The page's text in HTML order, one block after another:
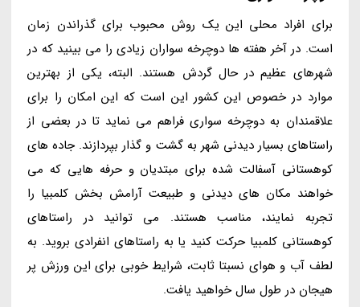
برای افراد محلی این یک روش محبوب برای گذراندن زمان
است. در آخر هفته ها دوچرخه سواران زیادی را می بینید که در
شهرهای عظیم در حال گردش هستند. البته، یکی از بهترین
موارد در خصوص این کشور این است که این امکان را برای
علاقمندان به دوچرخه سواری فراهم می نماید تا در بعضی از
راستاهای بسیار دیدنی شهر به گشت و گذار بپردازند. جاده های
کوهستانی آسفالت شده برای مبتدیان و حرفه هایی که می
خواهند مکان های دیدنی و طبیعت آرامش بخش کلمبیا را
تجربه نمایند، مناسب هستند. می توانید در راستاهای
کوهستانی کلمبیا حرکت کنید یا به راستاهای انفرادی بروید. به
لطف آب و هوای نسبتا ثابت، شرایط خوبی برای این ورزش پر
هیجان در طول سال خواهید یافت.